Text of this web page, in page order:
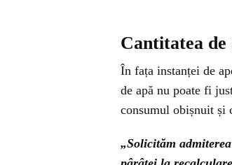
Cantitatea
În fața instanței de
de apă nu poate fi
consumul obișnuit și
„Solicităm